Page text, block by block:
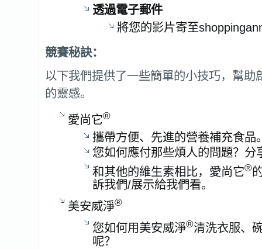
透過電子郵件
將您的影片寄至
競賽秘訣：
以下我們提供了一些簡單的小技巧，幫助
的靈感。
愛尚它®
攜帶方便、先進的營養補充食品
您如何應付那些煩人的問題？分
和其他的維生素相比，愛尚它®
訴我們/展示給我們看。
美安威淨®
您如何用美安威淨®清洗衣服、
呢？